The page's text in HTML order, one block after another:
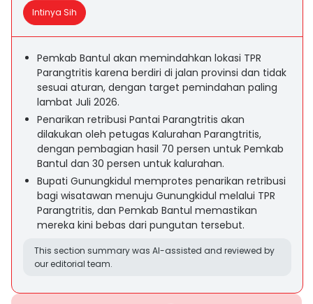
Intinya Sih
Pemkab Bantul akan memindahkan lokasi TPR
Parangtritis karena berdiri di jalan provinsi dan tidak
sesuai aturan, dengan target pemindahan paling
lambat Juli 2026.
Penarikan retribusi Pantai Parangtritis akan
dilakukan oleh petugas Kalurahan Parangtritis,
dengan pembagian hasil 70 persen untuk Pemkab
Bantul dan 30 persen untuk kalurahan.
Bupati Gunungkidul memprotes penarikan retribusi
bagi wisatawan menuju Gunungkidul melalui TPR
Parangtritis, dan Pemkab Bantul memastikan
mereka kini bebas dari pungutan tersebut.
This section summary was AI-assisted and reviewed by
our editorial team.